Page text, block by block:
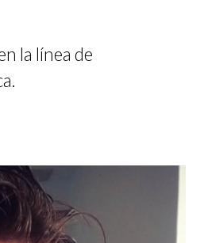
la línea de